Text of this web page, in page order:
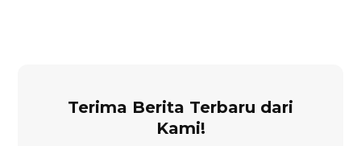
Terima Berita Terbaru dari
Kami!